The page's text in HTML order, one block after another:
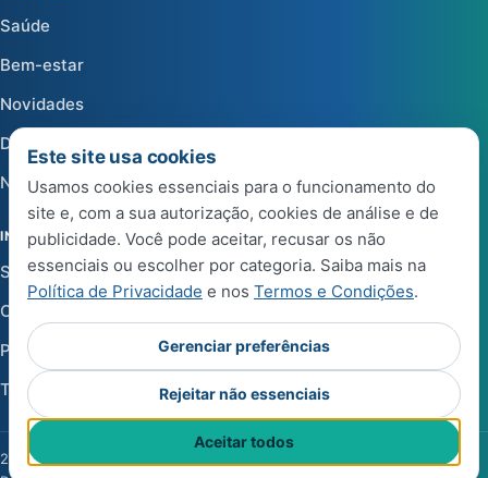
Saúde
Bem-estar
Novidades
Dicas
Notícias
INSTITUCIONAL
Sobre a Life Center Shop
Central de Ajuda
Política de Privacidade
Termos e Condições de Uso
2026 Life Center Blog. Todos os direitos reservados.
Este site usa cookies
Usamos cookies essenciais para o funcionamento do
site e, com a sua autorização, cookies de análise e de
publicidade. Você pode aceitar, recusar os não
essenciais ou escolher por categoria. Saiba mais na
Política de Privacidade e nos Termos e Condições.
Gerenciar preferências
Rejeitar não essenciais
Aceitar todos